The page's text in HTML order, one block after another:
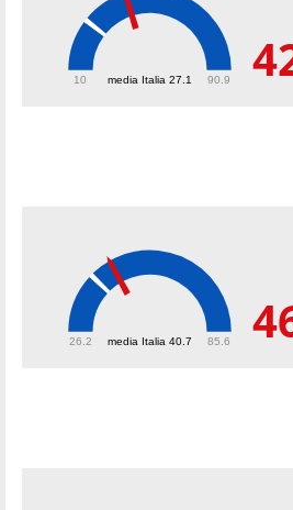
media Italia 27.1
10 90.9
media Italia 40.7
26.2 85.6